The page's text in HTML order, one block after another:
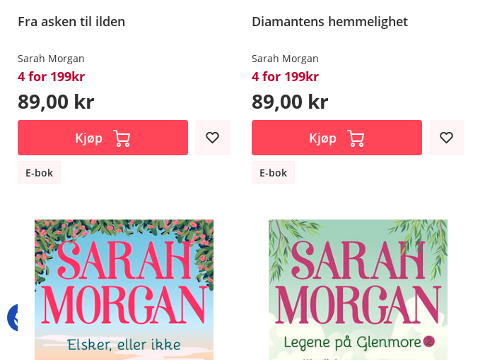
Fra asken til ilden
Sarah Morgan
4 for 199kr
89,00 kr
Kjøp
E-bok
Diamantens hemmelighet
Sarah Morgan
4 for 199kr
89,00 kr
Kjøp
E-bok